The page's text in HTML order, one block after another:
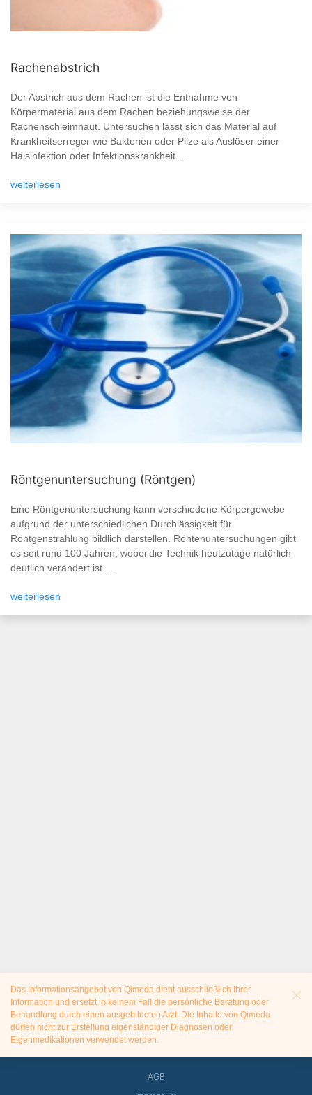
Rachenabstrich
Der Abstrich aus dem Rachen ist die Entnahme von
Körpermaterial aus dem Rachen beziehungsweise der
Rachenschleimhaut. Untersuchen lässt sich das Material auf
Krankheitserreger wie Bakterien oder Pilze als Auslöser einer
Halsinfektion oder Infektionskrankheit. ...
weiterlesen
Röntgenuntersuchung (Röntgen)
Eine Röntgenuntersuchung kann verschiedene Körpergewebe
aufgrund der unterschiedlichen Durchlässigkeit für
Röntgenstrahlung bildlich darstellen. Röntenuntersuchungen gibt
es seit rund 100 Jahren, wobei die Technik heutzutage natürlich
deutlich verändert ist ...
weiterlesen
Das Informationsangebot von Qimeda dient ausschließlich Ihrer
Information und ersetzt in keinem Fall die persönliche Beratung oder
Behandlung durch einen ausgebildeten Arzt. Die Inhalte von Qimeda
dürfen nicht zur Erstellung eigenständiger Diagnosen oder
Eigenmedikationen verwendet werden.
AGB